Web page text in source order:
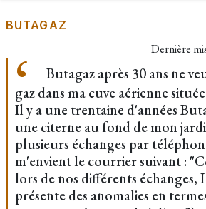
BUTAGAZ
Dernière
Butagaz après 30 ans ne
gaz dans ma cuve aérienne
Il y a une trentaine d'années
une citerne au fond de mon
plusieurs échanges par
m'envient le courrier suivant :
lors de nos différents échanges,
présente des anomalies en